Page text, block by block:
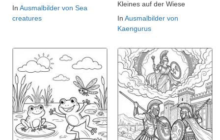
In Ausmalbilder von Sea
creatures
Kleines auf der Wiese
In Ausmalbilder von
Kaengurus